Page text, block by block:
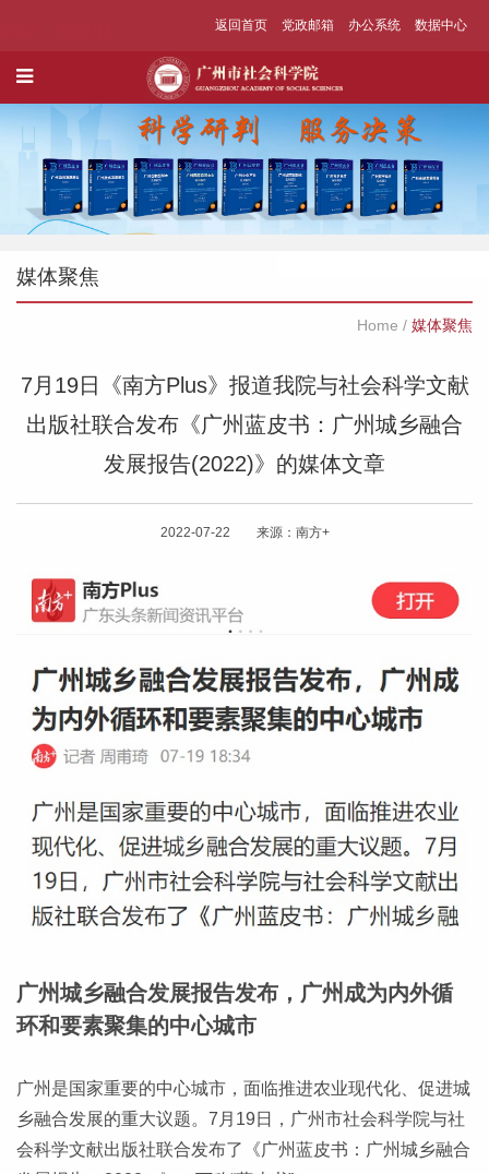
返回首页 党政邮箱 办公系统 数据中心
媒体聚焦
Home / 媒体聚焦
7月19日《南方Plus》报道我院与社会科学文献
出版社联合发布《广州蓝皮书：广州城乡融合
发展报告(2022)》的媒体文章
2022-07-22 来源：南方+
广州城乡融合发展报告发布，广州成为内外循
环和要素聚集的中心城市
广州是国家重要的中心城市，面临推进农业现代化、促进城
乡融合发展的重大议题。7月19日，广州市社会科学院与社
会科学文献出版社联合发布了《广州蓝皮书：广州城乡融合